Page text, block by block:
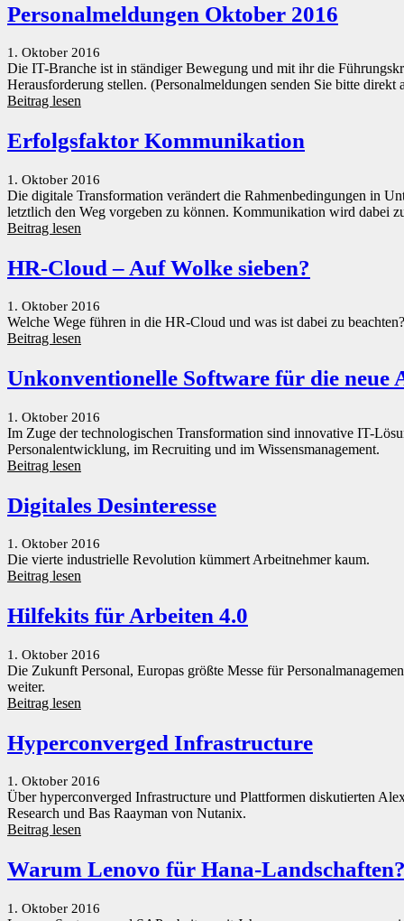
Personalmeldungen Oktober 2016
1. Oktober 2016
Die IT-Branche ist in ständiger Bewegung und mit ihr die
Herausforderung stellen. (Personalmeldungen senden Sie bitte
Beitrag lesen
Erfolgsfaktor Kommunikation
1. Oktober 2016
Die digitale Transformation verändert die Rahmenbedingungen in
letztlich den Weg vorgeben zu können. Kommunikation wird dabei
Beitrag lesen
HR-Cloud – Auf Wolke sieben?
1. Oktober 2016
Welche Wege führen in die HR-Cloud und was ist dabei zu
Beitrag lesen
Unkonventionelle Software für die neue
1. Oktober 2016
Im Zuge der technologischen Transformation sind innovative IT-
Personalentwicklung, im Recruiting und im Wissensmanagement.
Beitrag lesen
Digitales Desinteresse
1. Oktober 2016
Die vierte industrielle Revolution kümmert Arbeitnehmer kaum.
Beitrag lesen
Hilfekits für Arbeiten 4.0
1. Oktober 2016
Die Zukunft Personal, Europas größte Messe für
weiter.
Beitrag lesen
Hyperconverged Infrastructure
1. Oktober 2016
Über hyperconverged Infrastructure und Plattformen diskutierten
Research und Bas Raayman von Nutanix.
Beitrag lesen
Warum Lenovo für Hana-
1. Oktober 2016